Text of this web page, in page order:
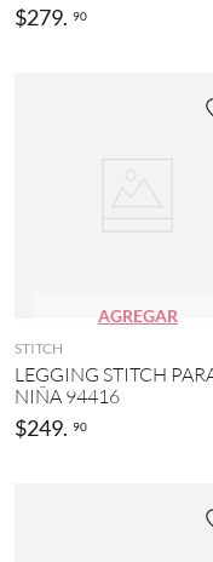
$279. 90
AGREGAR
STITCH
LEGGING STITCH
NIÑA 94416
$249. 90